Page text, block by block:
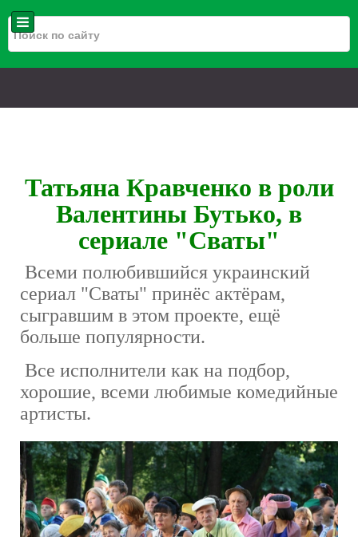
Татьяна Кравченко в роли
Валентины Бутько, в
сериале "Сваты"
Всеми полюбившийся украинский
сериал "Сваты" принёс актёрам,
сыгравшим в этом проекте, ещё
больше популярности.
Все исполнители как на подбор,
хорошие, всеми любимые комедийные
артисты.